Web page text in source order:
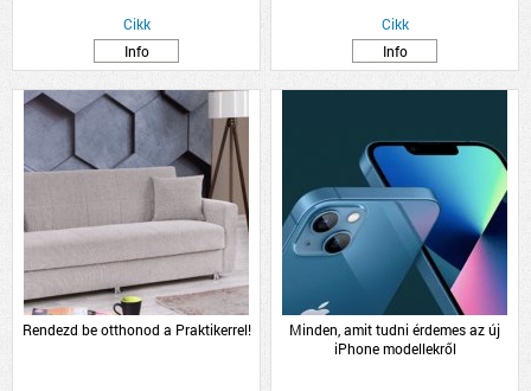
Cikk
Info
Cikk
Info
Rendezd be otthonod a Praktikerrel!
Minden, amit tudni érdemes az új
iPhone modellekről